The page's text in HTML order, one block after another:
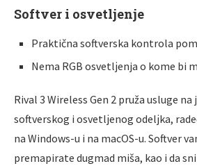
Softver i osvetlјenje
Praktična softverska kontrola
Nema RGB osvetlјenja o kome bi
Rival 3 Wireless Gen 2 pruža usluge
softverskog i osvetlјenog odelјka,
na Windows-u i na macOS-u. Softver
premapirate dugmad miša, kao i da